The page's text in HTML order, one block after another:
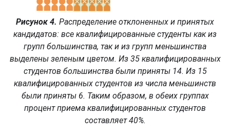
Рисунок 4. Распределение отклоненных и принятых
кандидатов: все квалифицированные студенты как из
групп большинства, так и из групп меньшинства
выделены зеленым цветом. Из 35 квалифицированных
студентов большинства были приняты 14. Из 15
квалифицированных студентов из числа меньшинств
были приняты 6. Таким образом, в обеих группах
процент приема квалифицированных студентов
составляет 40%.